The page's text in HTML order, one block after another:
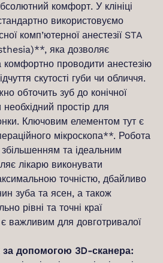
комфорт. У клініці
використовуємо
комп’ютерної анестезії STA
яка дозволяє
комфортно проводити анестезію
скутості губи чи обличчя.
обточить зуб до конічної
простір для
Ключовим елементом тут є
мікроскопа**. Робота
та ідеальним
лікарю виконувати
точністю, дбайливо
зуба та ясен, а також
рівні та точні краї
важливим для довготривалої
допомогою 3D-сканера: